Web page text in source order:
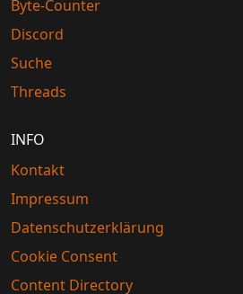
Byte-Counter
Discord
Suche
Threads
INFO
Kontakt
Impressum
Datenschutzerklärung
Cookie Consent
Content Directory